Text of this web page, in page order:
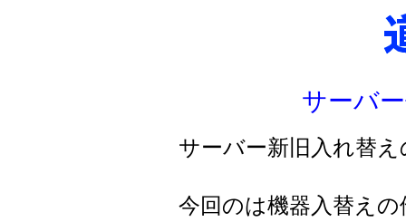
サーバ
サーバー新旧入れ替
今回のは機器入替え